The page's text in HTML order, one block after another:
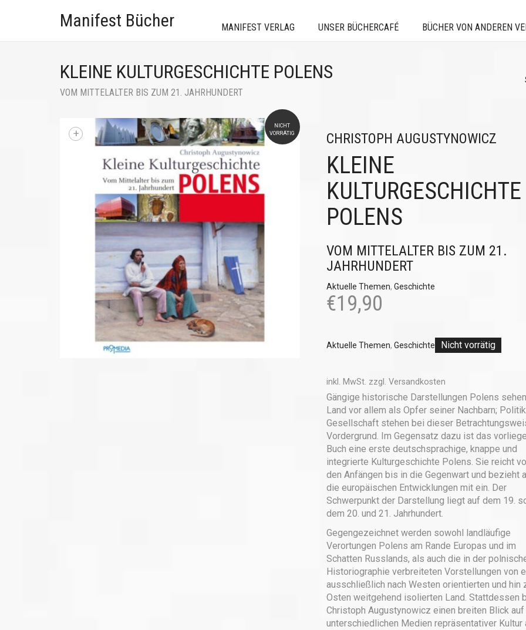
Manifest Bücher MANIFEST VERLAG UNSER BÜCHERCAFÉ BÜCHER VON ANDEREN
KLEINE KULTURGESCHICHTE POLENS
VOM MITTELALTER BIS ZUM 21. JAHRHUNDERT
NICHT
VORRÄTIG
+ CHRISTOPH AUGUSTYNOWICZ
KLEINE
KULTURGESCHICHTE
POLENS
VOM MITTELALTER BIS ZUM 21.
JAHRHUNDERT
Aktuelle Themen, Geschichte
€19,90
Aktuelle Themen, Geschichte Nicht vorrätig
inkl. MwSt. zzgl. Versandkosten
Gängige historische Darstellungen Polens
Land vor allem als Opfer seiner Nachbarn;
Gesellschaft stehen bei dieser
Vordergrund. Im Gegensatz dazu ist das
Buch eine erste deutschsprachige, knappe und
integrierte Kulturgeschichte Polens. Sie reicht
den Anfängen bis in die Gegenwart und bezieht
die europäischen Entwicklungen mit ein. Der
Schwerpunkt der Darstellung liegt auf dem 19.
dem 20. und 21. Jahrhundert.
Gegengezeichnet werden sowohl landläufige
Verortungen Polens am Rande Europas und im
Schatten Russlands, als auch die in der
Historiographie verbreiteten Vorstellungen von
ausschließlich nach Westen orien­tierten und hin
Osten weitgehend isolierten Land. Stattdessen
Christoph Augustynowicz einen breiten Blick
unterschiedlichen Medien repräsentativer Kultur